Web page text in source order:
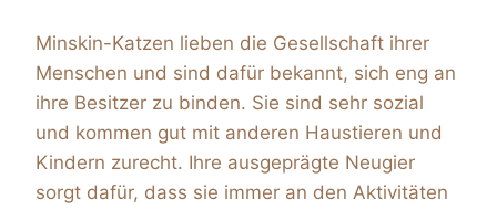
Minskin-Katzen lieben die Gesellschaft ihrer
Menschen und sind dafür bekannt, sich eng an
ihre Besitzer zu binden. Sie sind sehr sozial
und kommen gut mit anderen Haustieren und
Kindern zurecht. Ihre ausgeprägte Neugier
sorgt dafür, dass sie immer an den Aktivitäten